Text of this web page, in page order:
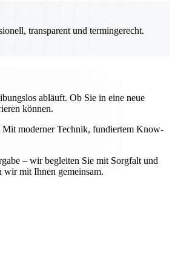
transparent und termingerecht.
abläuft. Ob Sie in eine neue
können.
Mit moderner Technik, fundiertem Know-
– wir begleiten Sie mit Sorgfalt und
wir mit Ihnen gemeinsam.